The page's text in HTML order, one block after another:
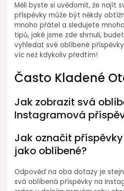
Měli byste si uvědomit, že najít
příspěvky může být někdy
mnoho přátel a sledujete
tipů, jaké jsme zde shrnuli,
vyhledat své oblíbené
víc než kdykoliv předtím!
Často Kladené
Jak zobrazit svá
Instagramová
Jak označit
jako oblíbené?
Odpověď na oba dotazy je
svá oblíbená příspěvky na